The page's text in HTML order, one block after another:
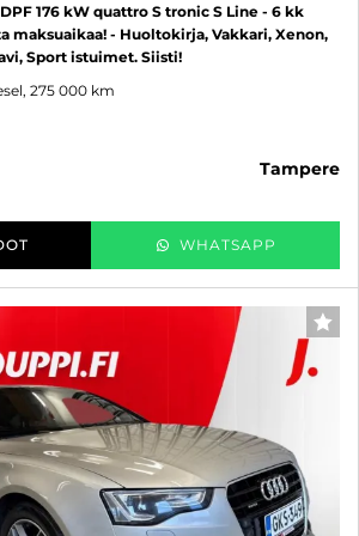
176 kW quattro S tronic S Line - 6 kk
maksuaikaa! - Huoltokirja, Vakkari, Xenon,
Sport istuimet. Siisti!
275 000 km
tampere
WHATSAPP